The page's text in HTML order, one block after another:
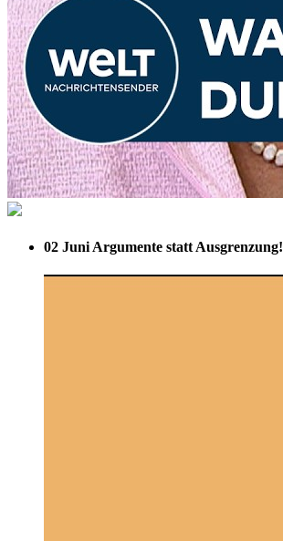
02 Juni Argumente statt Ausgrenzung!